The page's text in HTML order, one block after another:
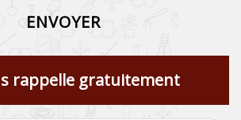
rappelle gratuitement